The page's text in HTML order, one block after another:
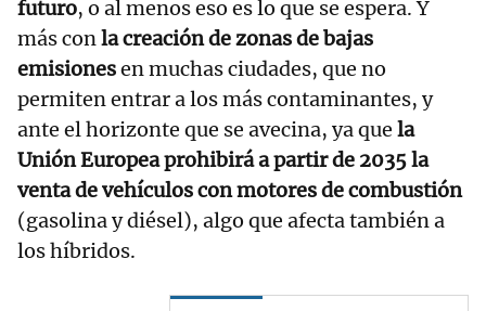
futuro, o al menos eso es lo que se espera. Y
más conlacreación de zonas de bajas
emisionesen muchas ciudades, que no
permiten entrar a los más contaminantes, y
ante el horizonte que se avecina, ya que la
Unión Europea prohibirá a partir de 2035 la
venta de vehículos con motores de combustión
(gasolina y diésel), algo que afecta también a
los híbridos.